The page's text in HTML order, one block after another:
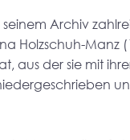
Archiv
Holzschuh-Manz
aus der sie mit